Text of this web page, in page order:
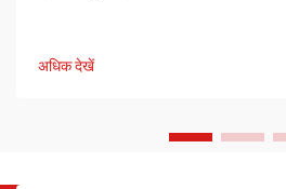
अधिक देखें